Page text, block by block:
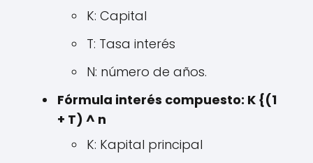
K: Capital
T: Tasa interés
N: número de años.
Fórmula interés compuesto: K {(1
+ T) ^ n
K: Kapital principal